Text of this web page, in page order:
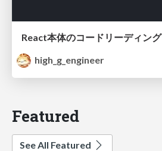
React本体のコードリーディング
high_g_engineer
Featured
See All Featured